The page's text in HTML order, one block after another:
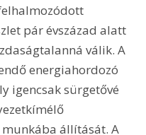
pár évszázad alatt
válik. A
energiahordozó
igencsak sürgetővé
állítását. A